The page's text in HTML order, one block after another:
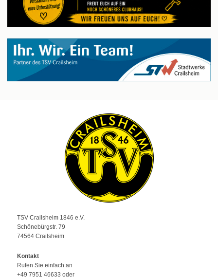
TSV Crailsheim 1846 e.V.
Schönebürgstr. 79
74564 Crailsheim
Kontakt
Rufen Sie einfach an
+49 7951 46633 oder